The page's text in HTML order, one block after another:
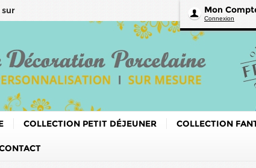
Mon
Connexion
sur
COLLECTION PETIT DÉJEUNER COLLECTION